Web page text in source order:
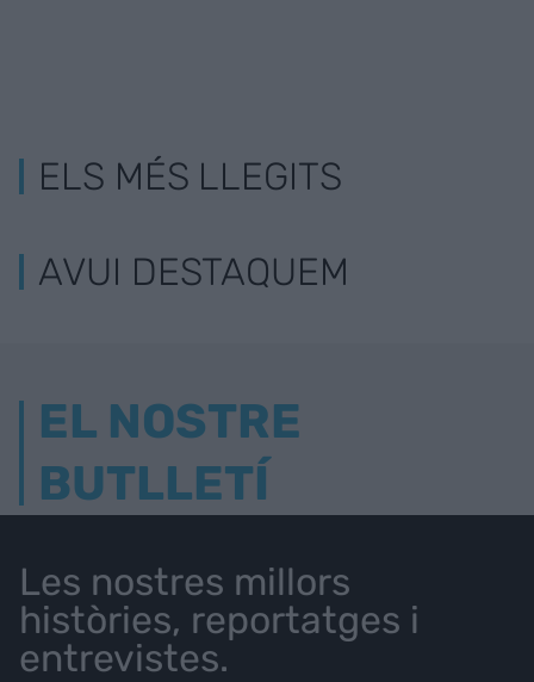
ELS MÉS LLEGITS
AVUI DESTAQUEM
EL NOSTRE
BUTLLETÍ
Les nostres millors
històries, reportatges i
entrevistes.